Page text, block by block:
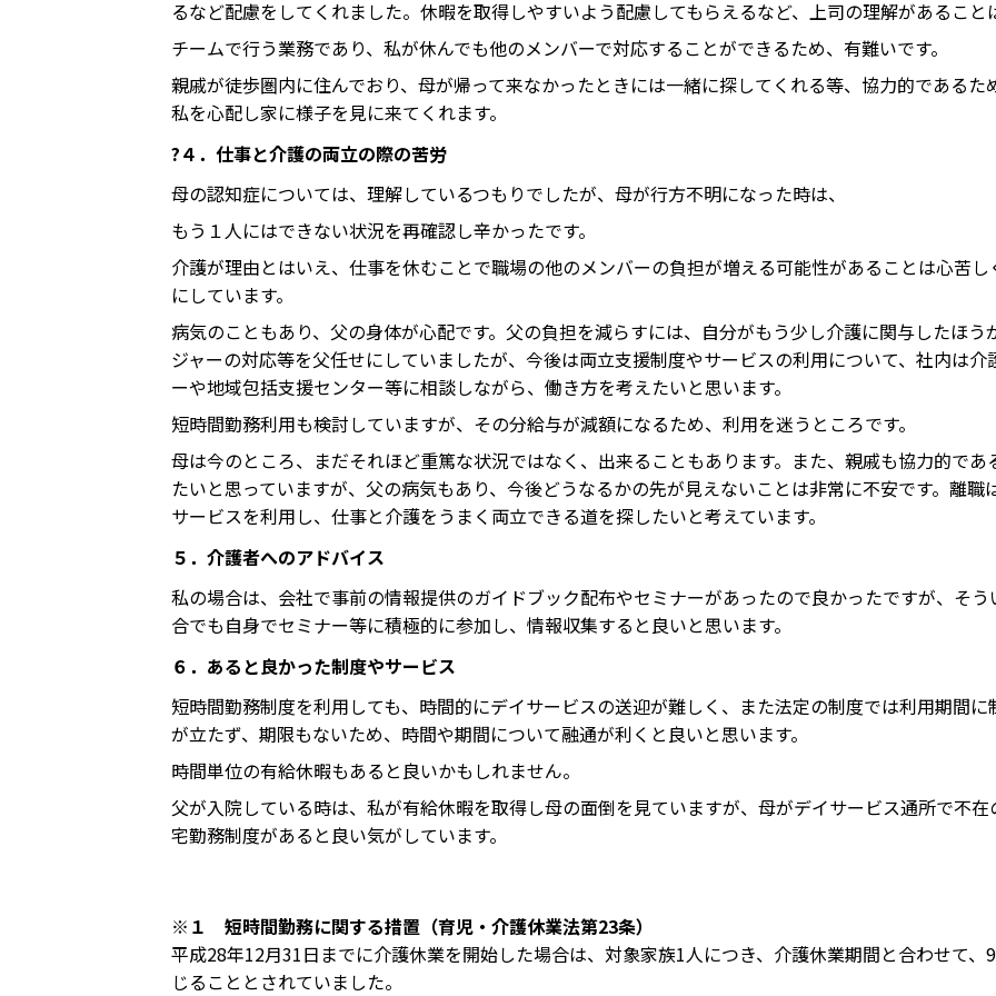
るなど配慮をしてくれました。休暇を取得しやすいよう配慮してもらえるなど、上司の理解があること
チームで行う業務であり、私が休んでも他のメンバーで対応することができるため、有難いです。
親戚が徒歩圏内に住んでおり、母が帰って来なかったときには一緒に探してくれる等、協力的である
私を心配し家に様子を見に来てくれます。
?４．仕事と介護の両立の際の苦労
母の認知症については、理解しているつもりでしたが、母が行方不明になった時は、
もう１人にはできない状況を再確認し辛かったです。
介護が理由とはいえ、仕事を休むことで職場の他のメンバーの負担が増える可能性があることは心苦
にしています。
病気のこともあり、父の身体が心配です。父の負担を減らすには、自分がもう少し介護に関与したほ
ジャーの対応等を父任せにしていましたが、今後は両立支援制度やサービスの利用について、社内は
ーや地域包括支援センター等に相談しながら、働き方を考えたいと思います。
短時間勤務利用も検討していますが、その分給与が減額になるため、利用を迷うところです。
母は今のところ、まだそれほど重篤な状況ではなく、出来ることもあります。また、親戚も協力的で
たいと思っていますが、父の病気もあり、今後どうなるかの先が見えないことは非常に不安です。離
サービスを利用し、仕事と介護をうまく両立できる道を探したいと考えています。
５．介護者へのアドバイス
私の場合は、会社で事前の情報提供のガイドブック配布やセミナーがあったので良かったですが、そ
合でも自身でセミナー等に積極的に参加し、情報収集すると良いと思います。
６．あると良かった制度やサービス
短時間勤務制度を利用しても、時間的にデイサービスの送迎が難しく、また法定の制度では利用期間
が立たず、期限もないため、時間や期間について融通が利くと良いと思います。
時間単位の有給休暇もあると良いかもしれません。
父が入院している時は、私が有給休暇を取得し母の面倒を見ていますが、母がデイサービス通所で不
宅勤務制度があると良い気がしています。
※１ 短時間勤務に関する措置（育児・介護休業法第23条）
平成28年12月31日までに介護休業を開始した場合は、対象家族1人につき、介護休業期間と合わせて
じることとされていました。